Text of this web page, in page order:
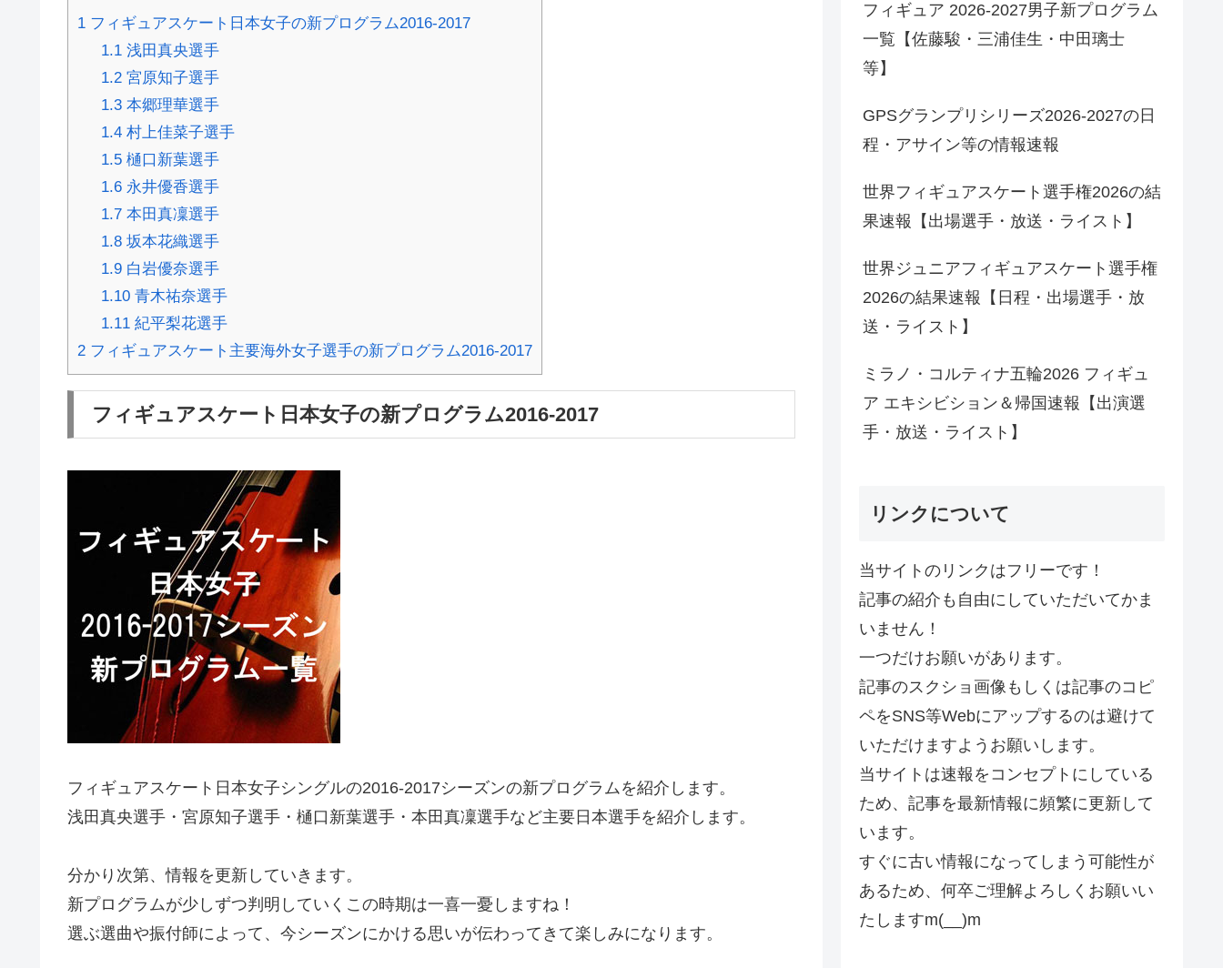
1 フィギュアスケート日本女子の新プログラム2016-2017
1.1浅田真央選手
1.2宮原知子選手
1.3本郷理華選手
1.4村上佳菜子選手
1.5樋口新葉選手
1.6永井優香選手
1.7本田真凜選手
1.8坂本花織選手
1.9白岩優奈選手
1.10青木祐奈選手
1.11紀平梨花選手
2 フィギュアスケート主要海外女子選手の新プログラム2016-2017
フィギュアスケート日本女子の新プログラム2016-2017
フィギュアスケート日本女子シングルの2016-2017シーズンの新プログラムを紹介します。
浅田真央選手・宮原知子選手・樋口新葉選手・本田真凜選手など主要日本選手を紹介します。
分かり次第、情報を更新していきます。
新プログラムが少しずつ判明していくこの時期は一喜一憂しますね！
選ぶ選曲や振付師によって、今シーズンにかける思いが伝わってきて楽しみになります。
フィギュア 2026-2027男子新プログラム
一覧【佐藤駿・三浦佳生・中田璃士
等】
GPSグランプリシリーズ2026-2027の日
程・アサイン等の情報速報
世界フィギュアスケート選手権2026の結
果速報【出場選手・放送・ライスト】
世界ジュニアフィギュアスケート選手権
2026の結果速報【日程・出場選手・放
送・ライスト】
ミラノ・コルティナ五輪2026 フィギュ
ア エキシビション＆帰国速報【出演選
手・放送・ライスト】
リンクについて
当サイトのリンクはフリーです！
記事の紹介も自由にしていただいてかま
いません！
一つだけお願いがあります。
記事のスクショ画像もしくは記事のコピ
ペをSNS等Webにアップするのは避けて
いただけますようお願いします。
当サイトは速報をコンセプトにしている
ため、記事を最新情報に頻繁に更新して
います。
すぐに古い情報になってしまう可能性が
あるため、何卒ご理解よろしくお願いい
たしますm(__)m